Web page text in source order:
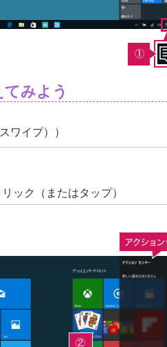
みよう
ワイプ））
ック（またはタップ）